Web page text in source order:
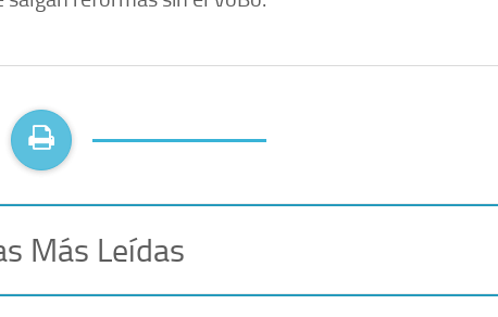
Más Leídas